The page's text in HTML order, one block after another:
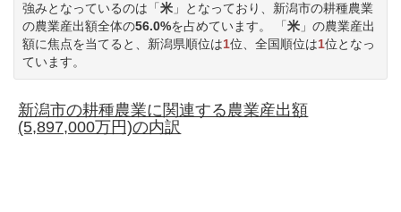
強みとなっているのは「米 」となっており、新潟市の耕種農業
の農業産出額全体の56.0%を占めています。 「米 」の農業産出
額に焦点を当てると、新潟県順位は1位、全国順位は1位となっ
ています。
新潟市の耕種農業に関連する農業産出額
(5,897,000万円)の内訳